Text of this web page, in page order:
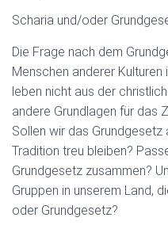
Scharia und/oder
Die Frage nach dem
Menschen anderer Kulturen
leben nicht aus der
andere Grundlagen für das
Sollen wir das Grundgesetz
Tradition treu bleiben?
Grundgesetz zusammen?
Gruppen in unserem Land,
oder Grundgesetz?